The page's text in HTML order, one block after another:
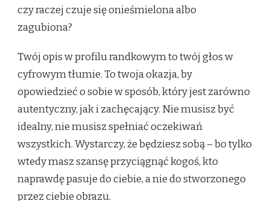
czy raczej czuje się onieśmielona albo
zagubiona?
Twój opis w profilu randkowym to twój głos w
cyfrowym tłumie. To twoja okazja, by
opowiedzieć o sobie w sposób, który jest zarówno
autentyczny, jak i zachęcający. Nie musisz być
idealny, nie musisz spełniać oczekiwań
wszystkich. Wystarczy, że będziesz sobą – bo tylko
wtedy masz szansę przyciągnąć kogoś, kto
naprawdę pasuje do ciebie, a nie do stworzonego
przez ciebie obrazu.